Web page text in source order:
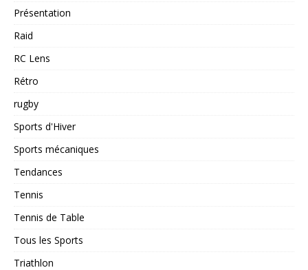
Présentation
Raid
RC Lens
Rétro
rugby
Sports d'Hiver
Sports mécaniques
Tendances
Tennis
Tennis de Table
Tous les Sports
Triathlon